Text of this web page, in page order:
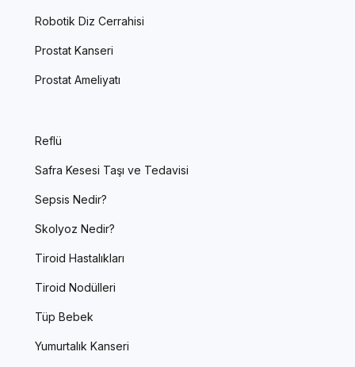
Robotik Diz Cerrahisi
Prostat Kanseri
Prostat Ameliyatı
Reflü
Safra Kesesi Taşı ve Tedavisi
Sepsis Nedir?
Skolyoz Nedir?
Tiroid Hastalıkları
Tiroid Nodülleri
Tüp Bebek
Yumurtalık Kanseri